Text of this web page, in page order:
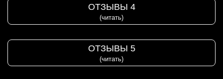
ОТЗЫВЫ 4
(читать)
ОТЗЫВЫ 5
(читать)